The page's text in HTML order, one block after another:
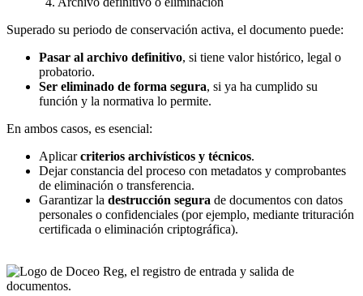
Superado su periodo de conservación activa, el documento puede:
Pasar al archivo definitivo, si tiene valor histórico, legal o
probatorio.
Ser eliminado de forma segura, si ya ha cumplido su
función y la normativa lo permite.
En ambos casos, es esencial:
Aplicarcriterios archivísticos y técnicos.
Dejar constancia del proceso con metadatos y comprobantes
de eliminación o transferencia.
Garantizar la destrucción segura de documentos con datos
personales o confidenciales (por ejemplo, mediante trituración
certificada o eliminación criptográfica).